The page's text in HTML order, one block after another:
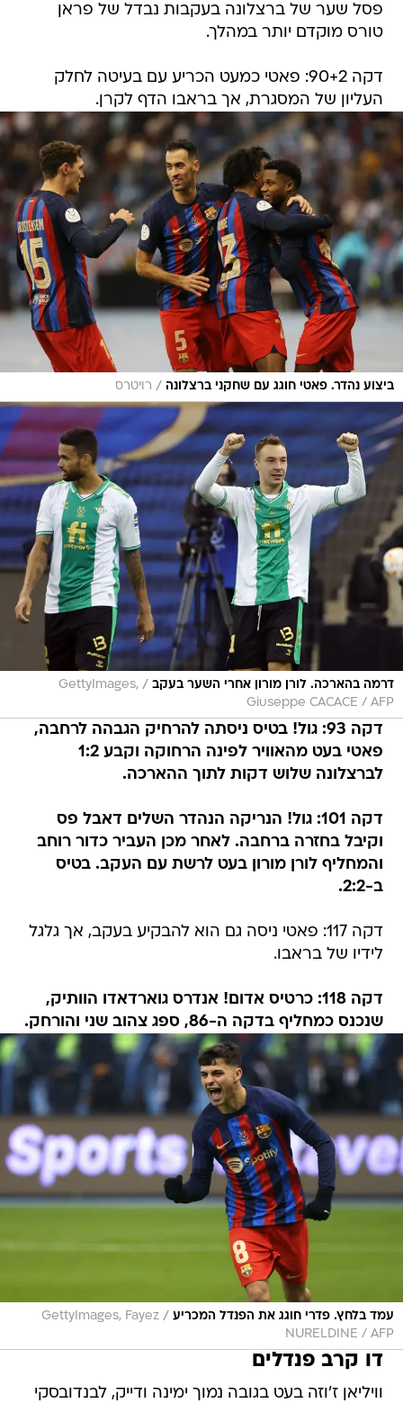
פסל שער של ברצלונה בעקבות נבדל של פראן
טורס מוקדם יותר במהלך.
דקה 90+2: פאטי כמעט הכריע עם בעיטה לחלק
העליון של המסגרת, אך בראבו הדף לקרן.
ביצוע נהדר. פאטי חוגג עם שחקני ברצלונה / רויטרס
דרמה בהארכה. לורן מורון אחרי השער בעקב /
GettyImages,
Giuseppe CACACE / AFP
דקה 93: גול! בטיס ניסתה להרחיק הגבהה לרחבה,
פאטי בעט מהאוויר לפינה הרחוקה וקבע 1:2
לברצלונה שלוש דקות לתוך ההארכה.
דקה 101: גול! הנריקה הנהדר השלים דאבל פס
וקיבל בחזרה ברחבה. לאחר מכן העביר כדור רוחב
והמחליף לורן מורון בעט לרשת עם העקב. בטיס
ב-2:2.
דקה 117: פאטי ניסה גם הוא להבקיע בעקב, אך גלגל
לידיו של בראבו.
דקה 118: כרטיס אדום! אנדרס גוארדאדו הוותיק,
שנכנס כמחליף בדקה ה-86, ספג צהוב שני והורחק.
עמד בלחץ. פדרי חוגג את הפנדל המכריע /
GettyImages, Fayez
NURELDINE / AFP
דו קרב פנדלים
וויליאן ז'וזה בעט בגובה נמוך ימינה ודייק, לבנדובסקי